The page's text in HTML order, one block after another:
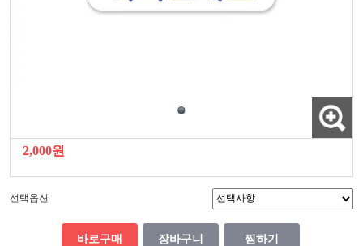
2,000원
선택옵션
바로구매 장바구니 찜하기